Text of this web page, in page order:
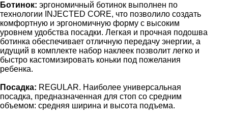
Ботинок: эргономичный ботинок выполнен по
технологии INJECTED CORE, что позволило создать
комфортную и эргономичную форму с высоким
уровнем удобства посадки. Легкая и прочная подошва
ботинка обеспечивает отличную передачу энергии, а
идущий в комплекте набор наклеек позволит легко и
быстро кастомизировать коньки под пожелания
ребенка.
Посадка: REGULAR. Наиболее универсальная
посадка, предназначенная для стоп со средним
объемом: средняя ширина и высота подъема.